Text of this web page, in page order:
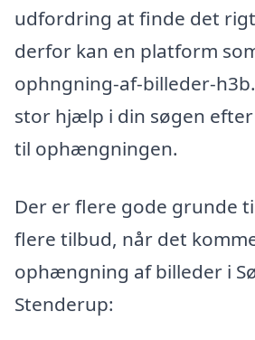
udfordring at finde det
derfor kan en platform
ophngning-af-billeder-
stor hjælp i din søgen
til ophængningen.
Der er flere gode grunde
flere tilbud, når det
ophængning af billeder i
Stenderup: